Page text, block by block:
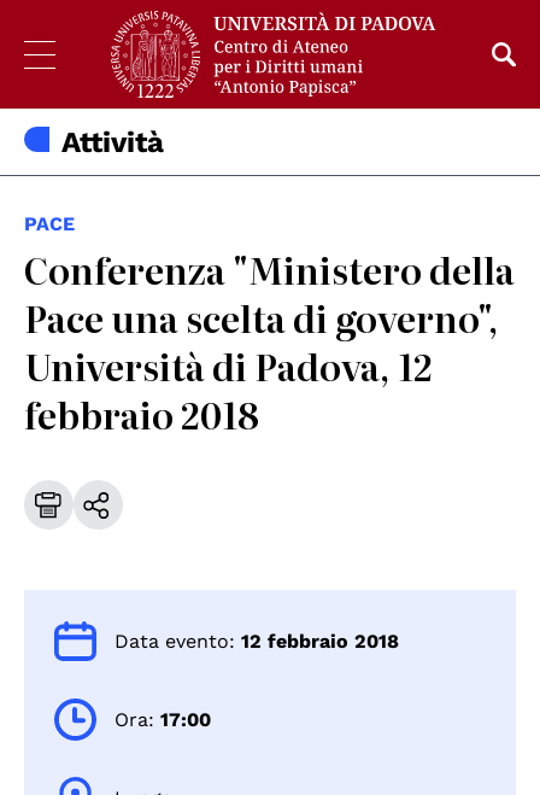
Attività
PACE
Conferenza "Ministero della
Pace una scelta di governo",
Università di Padova, 12
febbraio 2018
Data evento: 12 febbraio 2018
Ora: 17:00